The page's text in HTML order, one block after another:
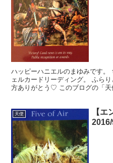
ハッピーハニエルのまゆみです。
ェルカードリーディング。 ふら
方ありがとう♡ このブログの「
天使
【エ